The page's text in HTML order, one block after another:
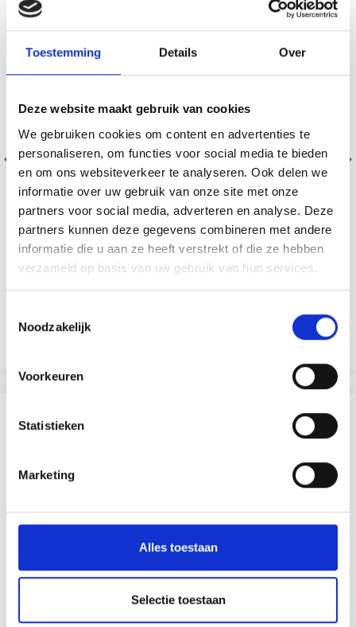
Toestemming Details Over
Deze website maakt gebruik van cookies
We gebruiken cookies om content en advertenties te
personaliseren, om functies voor social media te bieden
en om ons websiteverkeer te analyseren. Ook delen we
informatie over uw gebruik van onze site met onze
partners voor social media, adverteren en analyse. Deze
partners kunnen deze gegevens combineren met andere
informatie die u aan ze heeft verstrekt of die ze hebben
verzameld op basis van uw gebruik van hun services.
Noodzakelijk
Voorkeuren
Statistieken
Marketing
Alles toestaan
Selectie toestaan
EUR 7.70EUR 10.99
ANDEREN KOCHTEN OOK